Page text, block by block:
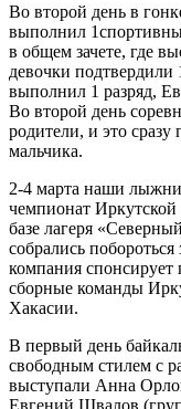
Во второй день в
выполнил
в общем зачете, где
девочки подтвердили
выполнил 1 разряд,
Во второй день
родители, и это сразу
мальчика.
2-4 марта наши
чемпионат
базе лагеря
собрались
компания
сборные команды
Хакасии.
В первый день
свободным стилем с
выступали Анна
Евгений Швалов